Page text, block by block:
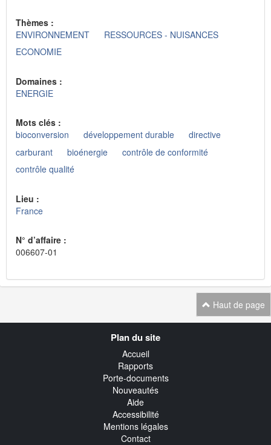
Thèmes :
ENVIRONNEMENT
RESSOURCES - NUISANCES
ECONOMIE
Domaines :
ENERGIE
Mots clés :
bioconversion
développement durable
directive
carburant
bioénergie
contrôle de conformité
contrôle qualité
Lieu :
France
N° d’affaire :
006607-01
Haut de page
Plan du site
Accueil
Rapports
Porte-documents
Nouveautés
Aide
Accessibilité
Mentions légales
Contact